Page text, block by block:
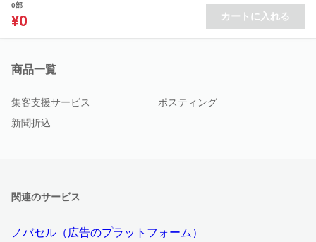
0部
¥0 カートに入れる
商品一覧
集客支援サービス
ポスティング
新聞折込
関連のサービス
ノバセル（広告のプラットフォーム）